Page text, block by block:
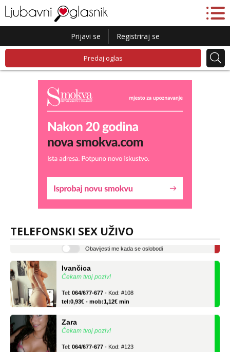
Prijavi se Registriraj se
Predaj oglas
TELEFONSKI SEX UŽIVO
Lucija
Razgovaram :)
tel:0,93€ - mob:1,12€ min
Čekam tvoj poziv!
tel:0,93€ - mob:1,12€ min
Čekam tvoj poziv!
tel:0,93€ - mob:1,12€ min